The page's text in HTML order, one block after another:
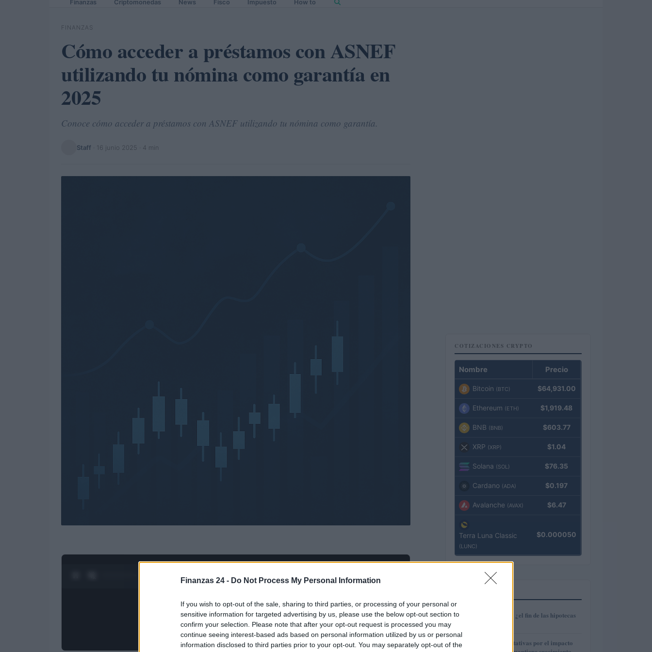
Finanzas 24 - Do Not Process My Personal Information
If you wish to opt-out of the sale, sharing to third parties, or processing of your personal or
sensitive information for targeted advertising by us, please use the below opt-out section to
confirm your selection. Please note that after your opt-out request is processed you may
continue seeing interest-based ads based on personal information utilized by us or personal
information disclosed to third parties prior to your opt-out. You may separately opt-out of the
Finanzas Criptomonedas News Fisco Impuesto How to
FINANZAS
Cómo acceder a préstamos con ASNEF
utilizando tu nómina como garantía en
2025
Conoce cómo acceder a préstamos con ASNEF utilizando tu nómina como garantía.
Staff 16 junio 2025 · 4 min
COTIZACIONES CRYPTO
Nombre Precio
Bitcoin (BTC) $64,931.00
Ethereum (ETH) $1,919.48
BNB (BNB) $603.77
XRP (XRP) $1.04
Solana (SOL) $76.35
Cardano (ADA) $0.197
Avalanche (AVAX) $6.47
Terra Luna Classic
(LUNC)
$0.000050
1
Euríbor en caída: ¿el fin de las hipotecas
2
IAG reduce expectativas por el impacto